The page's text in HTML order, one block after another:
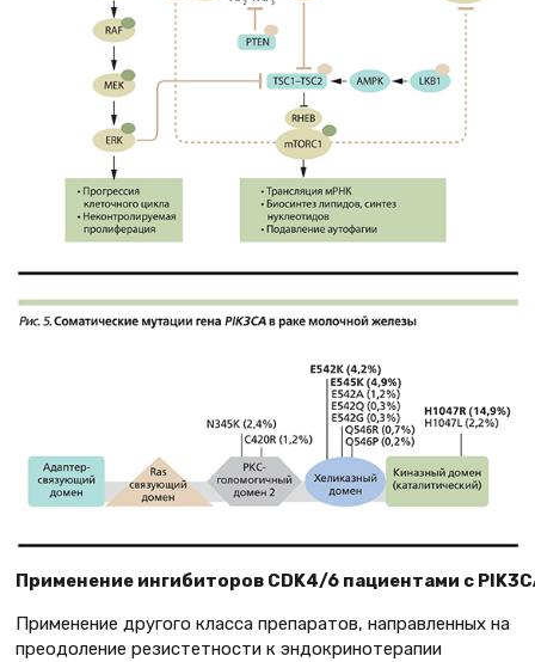
Применение ингибиторов CDK4/6 пациентами с
Применение другого класса препаратов, направленных на
преодоление резистетности к эндокринотерапии